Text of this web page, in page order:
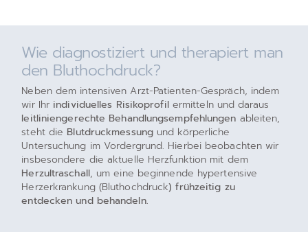
Wie diagnostiziert und therapiert man
den Bluthochdruck?
Neben dem intensiven Arzt-Patienten-Gespräch, indem
wir Ihr individuelles Risikoprofilermitteln und daraus
leitliniengerechte Behandlungsempfehlungen ableiten,
steht die Blutdruckmessung und körperliche
Untersuchung im Vordergrund. Hierbei beobachten wir
insbesondere die aktuelle Herzfunktion mit dem
Herzultraschall, um eine beginnende hypertensive
Herzerkrankung (Bluthochdruck) frühzeitig zu
entdecken und behandeln.